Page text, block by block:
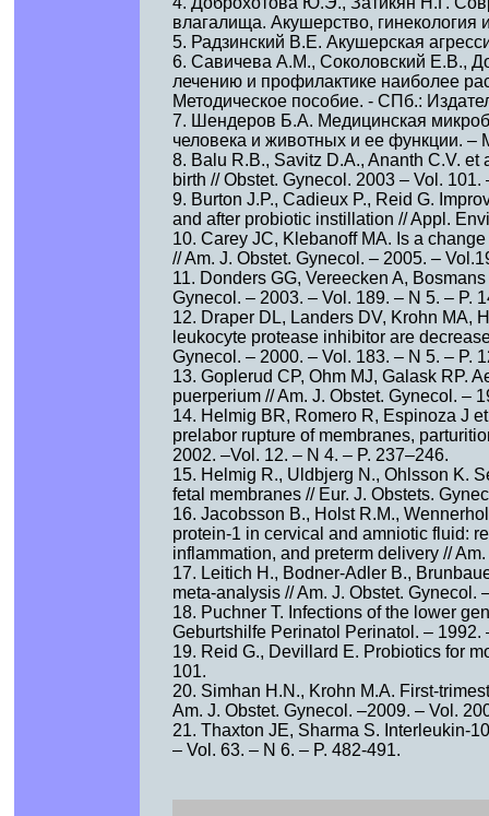
влагалища. Акушерство, гинекология
5. Радзинский В.Е. Акушерская
6. Савичева А.М., Соколовский Е.В.,
лечению и профилактике наиболее
Методическое пособие. - СПб.:
7. Шендеров Б.А. Медицинская
человека и животных и ее функции. –
8. Balu R.B., Savitz D.A., Ananth C.V.
birth // Obstet. Gynecol. 2003 – Vol.
9. Burton J.P., Cadieux P., Reid G.
and after probiotic instillation // Appl.
10. Carey JC, Klebanoff MA. Is a
// Am. J. Obstet. Gynecol. – 2005. –
11. Donders GG, Vereecken A,
Gynecol. – 2003. – Vol. 189. – N 5. – P.
12. Draper DL, Landers DV, Krohn MA,
leukocyte protease inhibitor are
Gynecol. – 2000. – Vol. 183. – N 5. – P.
13. Goplerud CP, Ohm MJ, Galask RP.
puerperium // Am. J. Obstet. Gynecol. –
14. Helmig BR, Romero R, Espinoza J
prelabor rupture of membranes,
2002. –Vol. 12. – N 4. – P. 237–246.
15. Helmig R., Uldbjerg N., Ohlsson K.
fetal membranes // Eur. J. Obstets.
16. Jacobsson B., Holst R.M.,
protein-1 in cervical and amniotic fluid:
inflammation, and preterm delivery //
17. Leitich H., Bodner-Adler B.,
meta-analysis // Am. J. Obstet. Gynecol.
18. Puchner T. Infections of the lower
Geburtshilfe Perinatol Perinatol. – 1992.
19. Reid G., Devillard E. Probiotics for
101.
20. Simhan H.N., Krohn M.A. First-
Am. J. Obstet. Gynecol. –2009. – Vol.
21. Thaxton JE, Sharma S. Interleukin-
– Vol. 63. – N 6. – P. 482-491.